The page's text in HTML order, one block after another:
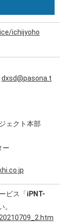
ichijyoho
dxsd@pasona.t
ェクト本部
ー
ビス「iPNT-
。
よびエンジニアリ